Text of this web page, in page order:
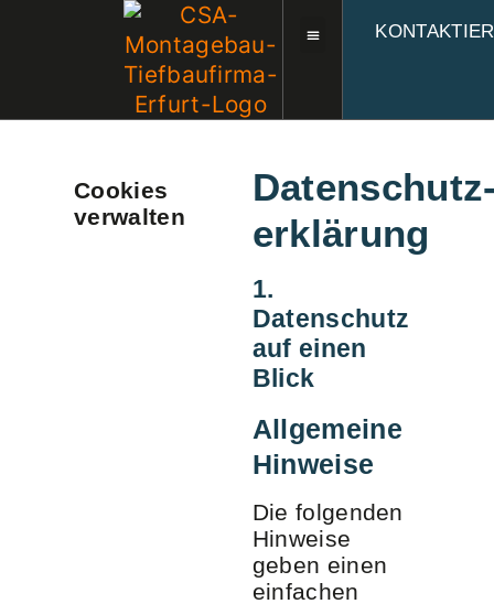
Cookies
verwalten
erklärung
1.
Datenschutz
auf einen
Blick
Allgemeine
Hinweise
Die folgenden
Hinweise
geben einen
einfachen